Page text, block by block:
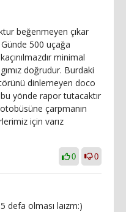
beğenmeyen çıkar
500 uçağa
minimal
doğrudur. Burdaki
dinlemeyen doco
yönde rapor tutacaktır
çarpmanın
için varız
0 0
defa olması laızm:)